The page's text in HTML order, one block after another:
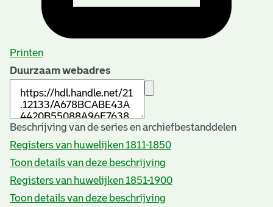
Printen
Duurzaam webadres
Beschrijving van de series en archiefbestanddelen
Registers van huwelijken 1811-1850
Toon details van deze beschrijving
Registers van huwelijken 1851-1900
Toon details van deze beschrijving